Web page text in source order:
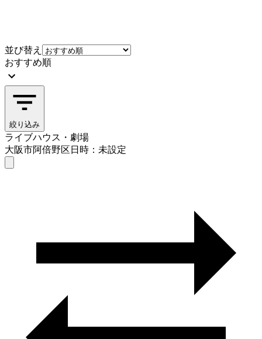
並び替え
おすすめ順
絞り込み
ライブハウス・劇場
大阪市阿倍野区日時：未設定